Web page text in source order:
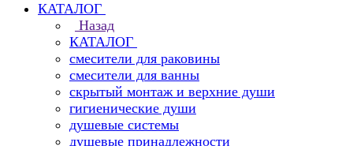
КАТАЛОГ
Назад
КАТАЛОГ
смесители для раковины
смесители для ванны
скрытый монтаж и верхние души
гигиенические души
душевые системы
душевые принадлежности